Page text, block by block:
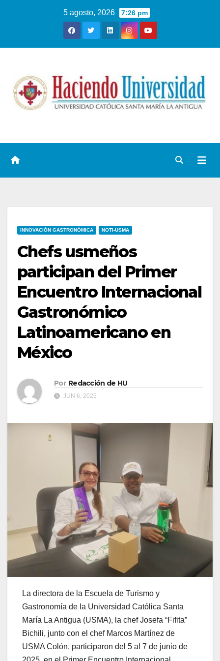
5 agosto, 2026 7:26 pm
INNOVACIÓN GASTRONÓMICA NOTI-USMA
Chefs usmeños
participan del Primer
Encuentro Internacional
Gastronómico
Latinoamericano en
México
Por Redacción de HU
JUN 6, 2025
La directora de la Escuela de Turismo y
Gastronomía de la Universidad Católica Santa
María La Antigua (USMA), la chef Josefa “Fifita”
Bichili, junto con el chef Marcos Martínez de
USMA Colón, participaron del 5 al 7 de junio de